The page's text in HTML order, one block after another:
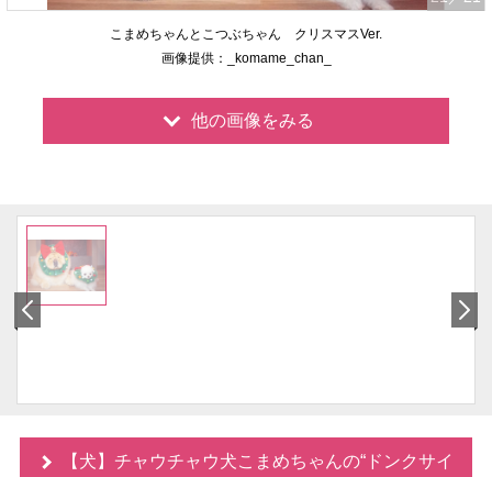
こまめちゃんとこつぶちゃん クリスマスVer.
画像提供：_komame_chan_
他の画像をみる
【犬】チャウチャウ犬こまめちゃんの“ドンクサイ